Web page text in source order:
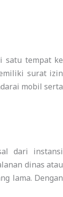
satu tempat ke
surat izin
mobil serta
dari instansi
dinas atau
lama. Dengan